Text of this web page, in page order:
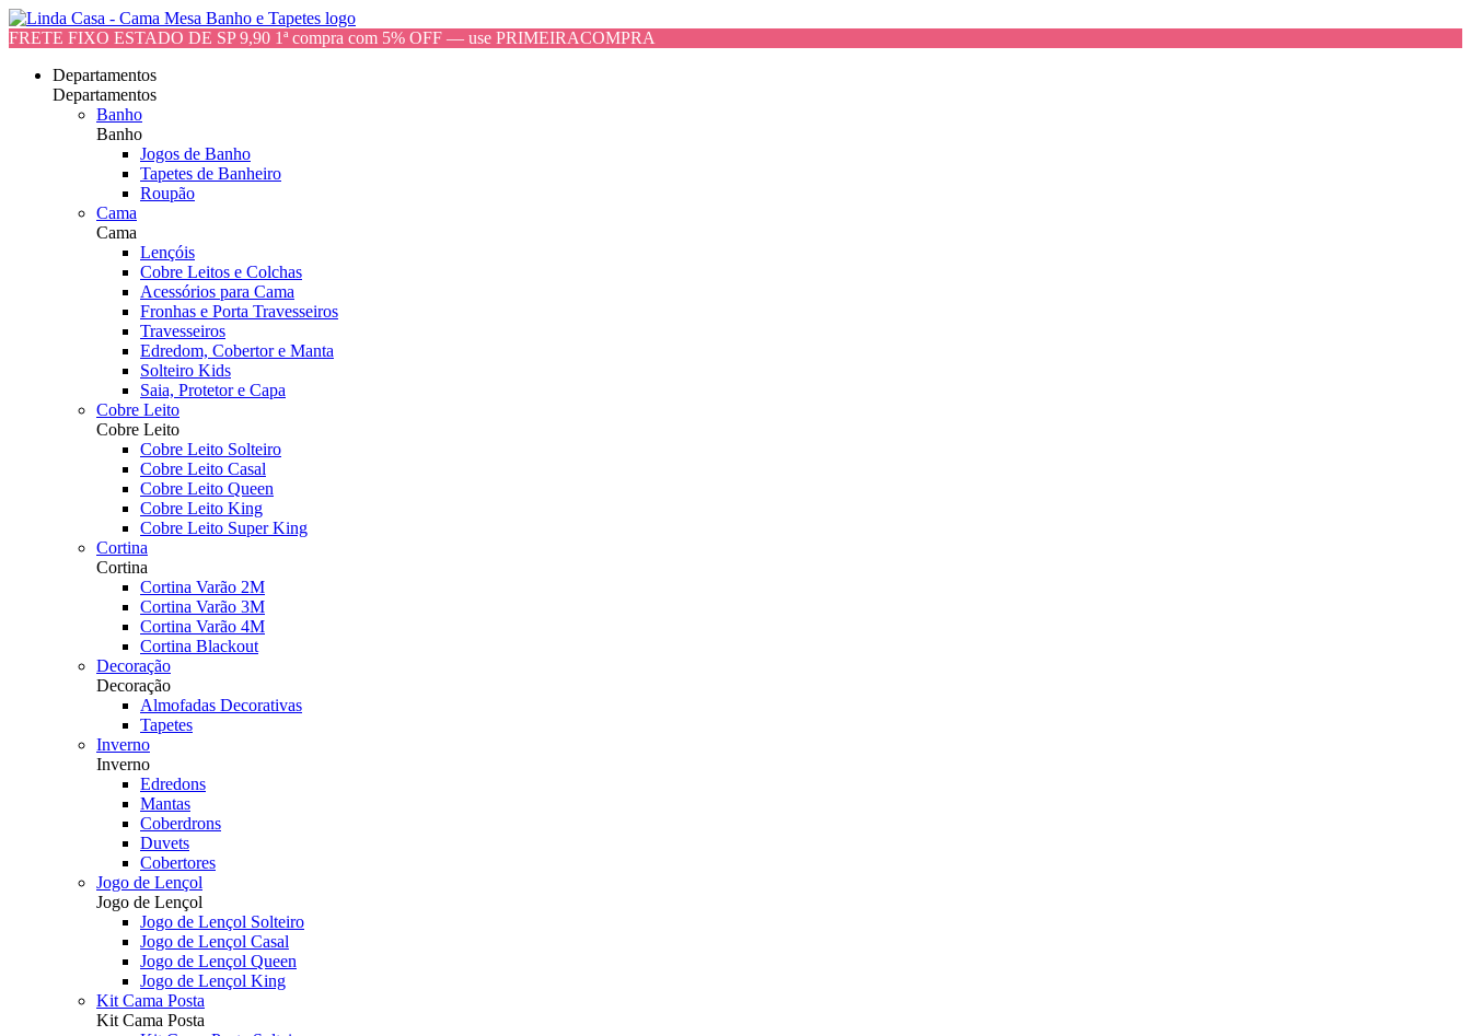
FRETE FIXO ESTADO DE SP 9,90 1ª compra com 5% OFF — use PRIMEIRACOMPRA
Departamentos
Departamentos
Banho
Banho
Jogos de Banho
Tapetes de Banheiro
Roupão
Cama
Cama
Lençóis
Cobre Leitos e Colchas
Acessórios para Cama
Fronhas e Porta Travesseiros
Travesseiros
Edredom, Cobertor e Manta
Solteiro Kids
Saia, Protetor e Capa
Cobre Leito
Cobre Leito
Cobre Leito Solteiro
Cobre Leito Casal
Cobre Leito Queen
Cobre Leito King
Cobre Leito Super King
Cortina
Cortina
Cortina Varão 2M
Cortina Varão 3M
Cortina Varão 4M
Cortina Blackout
Decoração
Decoração
Almofadas Decorativas
Tapetes
Inverno
Inverno
Edredons
Mantas
Coberdrons
Duvets
Cobertores
Jogo de Lençol
Jogo de Lençol
Jogo de Lençol Solteiro
Jogo de Lençol Casal
Jogo de Lençol Queen
Jogo de Lençol King
Kit Cama Posta
Kit Cama Posta